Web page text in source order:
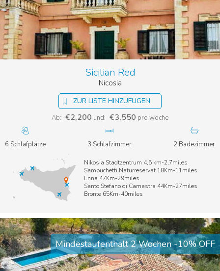
ZUR LISTE HINZUFÜGEN
Sicilian Red
Nicosia
Ab: €2,200 und: €3,550 pro woche
6 Schlafplätze 3 Schlafzimmer 2 Badezimmer
Nikosia Stadtzentrum 4,5 km-2,7miles
Sambuchetti Naturreservat 18Km-11miles
Enna 47Km-29miles
Santo Stefano di Camastra 44Km-27miles
Bronte 65Km-40miles
Mindestaufenthalt 2 Wochen -10% OFF